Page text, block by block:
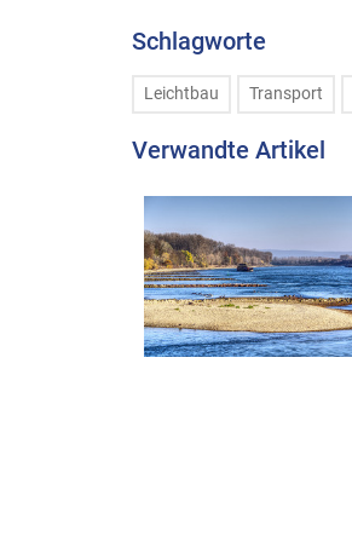
Schlagworte
Leichtbau Transport
Verwandte Artikel